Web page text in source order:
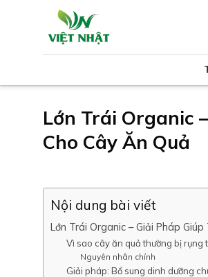
Lớn Trái Organic
Cho Cây Ăn Quả
Nội dung bài viết
Lớn Trái Organic – Giải Pháp
Vì sao cây ăn quả thường bị rụng
Nguyên nhân chính
Giải pháp: Bổ sung dinh dưỡng